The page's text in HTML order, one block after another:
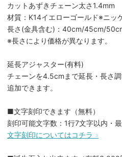
カットあずきチェーン太さ1.4mm
材質：K14イエローゴールド※ニッ
長さ(金具含む)：40cm/45cm/
※長さにより価格が異なります。
延長アジャスター(有料)
チェーンを4.5cmまで延長・長さ
追加できます。
■文字刻印できます（無料）
刻印可能文字数：1行7文字以内・
文字刻印についてはコチラ »